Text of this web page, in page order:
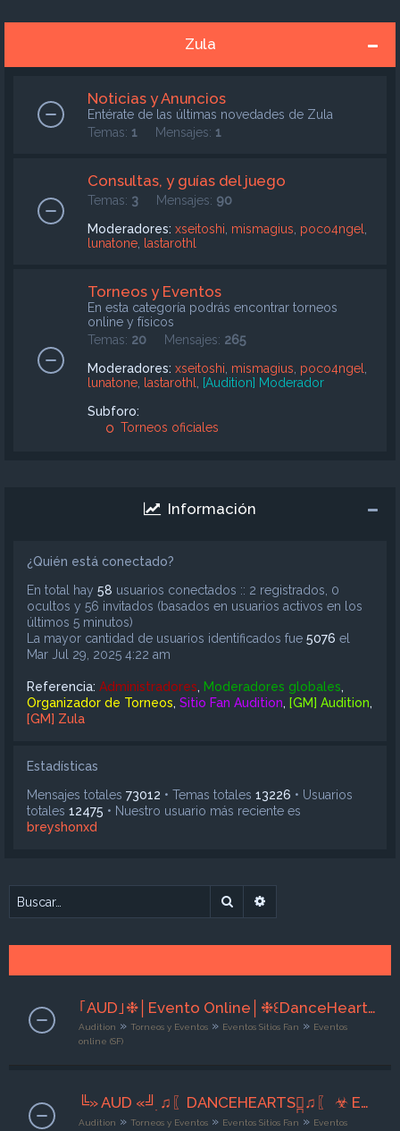
Zula
Noticias y Anuncios
Entérate de las últimas novedades de Zula
Temas: 1 Mensajes: 1
Consultas, y guías del juego
Temas: 3 Mensajes: 90
Moderadores: xseitoshi mismagius poco4ngel
lunatone
lastarothl
Torneos y Eventos
En esta categoría podrás encontrar torneos
online y físicos
Temas: 20 Mensajes: 265
Moderadores: xseitoshi mismagius poco4ngel
lunatone
lastarothl
[Audition] Moderador
Subforo:
Torneos oficiales
Información
¿Quién está conectado?
En total hay 58 usuarios conectados :: 2 registrados, 0
ocultos y 56 invitados (basados en usuarios activos en los
últimos 5 minutos)
La mayor cantidad de usuarios identificados fue 5076 el
Mar Jul 29, 2025 4:22 am
Referencia: Administradores, Moderadores globales,
Organizador de Torneos, Sitio Fan Audition, [GM] Audition,
[GM] Zula
Estadísticas
Mensajes totales 73012 • Temas totales 13226 • Usuarios
totales 12475 • Nuestro usuario más reciente es
breyshonxd
Buscar
｢AUD｣❉│Evento Online│❉꒰DanceHearts꒱❉ Estrellas Sirius ❉┊◆10 de Agosto /26 ◆ | Org x Rintaro ‹3┊◆
Audition » Torneos y Eventos » Eventos Sitios Fan » Eventos
online (SF)
╚» AUD «╝ִ ♫〖DANCEHEARTS〗ִ♫〖 ☣︎ EVENTO ONLINE ☣︎ 〗♫〖Co - Adm. P a u l ‹3〗♫〖10/08/2026〗♫ 〖DESIRE〗
Audition » Torneos y Eventos » Eventos Sitios Fan » Eventos